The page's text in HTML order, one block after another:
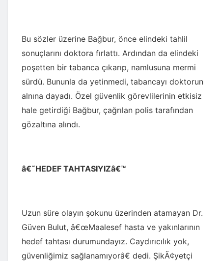
Bu sözler üzerine Bağbur, önce elindeki tahlil
sonuçlarını doktora fırlattı. Ardından da elindeki
poşetten bir tabanca çıkarıp, namlusuna mermi
sürdü. Bununla da yetinmedi, tabancayı doktorun
alnına dayadı. Özel güvenlik görevlilerinin etkisiz
hale getirdiği Bağbur, çağrılan polis tarafından
gözaltına alındı.
â€˜HEDEF TAHTASIYIZâ€™
Uzun süre olayın şokunu üzerinden atamayan Dr.
Güven Bulut, â€œMaalesef hasta ve yakınlarının
hedef tahtası durumundayız. Caydırıcılık yok,
güvenliğimiz sağlanamıyorâ€ dedi. ŞikÃ¢yetçi